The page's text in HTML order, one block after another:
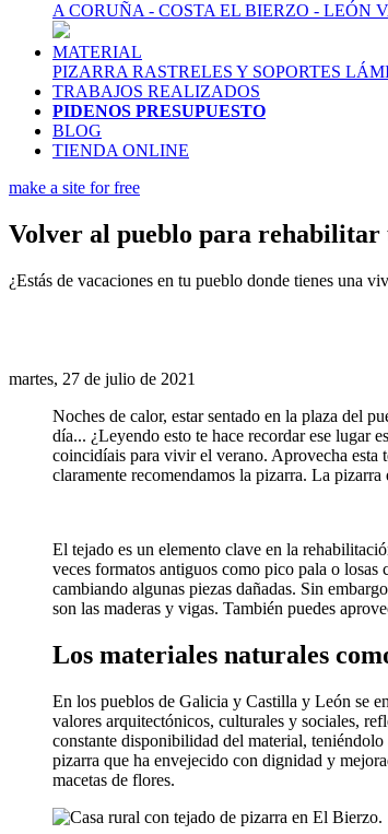
A CORUÑA - COSTA EL BIERZO - LEÓN
MATERIAL
PIZARRA RASTRELES Y SOPORTES
TRABAJOS REALIZADOS
PIDENOS PRESUPUESTO
BLOG
TIENDA ONLINE
make a site for free
Volver al pueblo para
¿Estás de vacaciones en tu pueblo donde tienes una
martes, 27 de julio de 2021
Noches de calor, estar sentado en la plaza del
día... ¿Leyendo esto te hace recordar ese lugar
coincidíais para vivir el verano. Aprovecha esta
claramente recomendamos la pizarra. La
El tejado es un elemento clave en la
veces formatos antiguos como pico pala o losas
cambiando algunas piezas dañadas. Sin
son las maderas y vigas. También puedes
Los materiales naturales
En los pueblos de Galicia y Castilla y León se
valores arquitectónicos, culturales y sociales,
constante disponibilidad del material,
pizarra que ha envejecido con dignidad y
macetas de flores.